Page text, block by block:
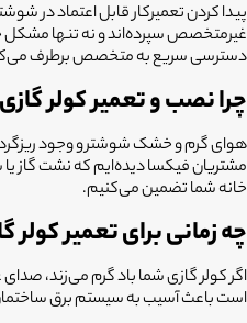
پیدا کردن تعمیرکار قابل اعتماد در
دسترسی سریع به متخصص برطرف
چرا نصب و تعمیر کولر
هوای گرم و خشک شوشتر و وجود
مشتریان فیکسا دیده‌ایم که نشت گاز
خانه شما تضمین می‌کنیم.
چه زمانی برای تعمیر
اگر کولر گازی شما باد گرم می‌زند،
است باعث آسیب به سیستم برق